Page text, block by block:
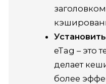
eTag – это
делает
более